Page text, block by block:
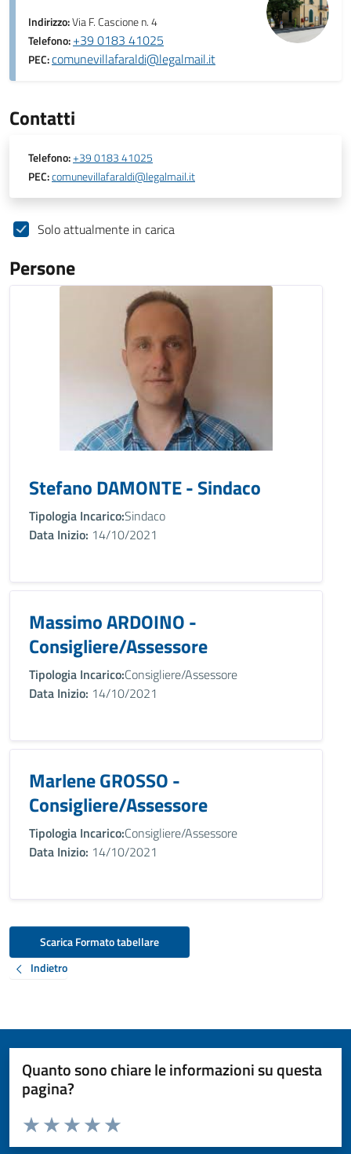
Indirizzo:Via F. Cascione n. 4
Telefono:+39 0183 41025
PEC:comunevillafaraldi@legalmail.it
Contatti
Telefono:+39 0183 41025
PEC:comunevillafaraldi@legalmail.it
Solo attualmente in carica
Persone
Stefano DAMONTE - Sindaco
Tipologia Incarico:Sindaco
Data Inizio: 14/10/2021
Massimo ARDOINO -
Consigliere/Assessore
Tipologia Incarico:Consigliere/Assessore
Data Inizio: 14/10/2021
Marlene GROSSO -
Consigliere/Assessore
Tipologia Incarico:Consigliere/Assessore
Data Inizio: 14/10/2021
Scarica Formato tabellare
Indietro
Quanto sono chiare le informazioni su questa
pagina?
Valuta da 1 a 5 stelle la pagina
Valuta 5 stelle su 5
Valuta 4 stelle su 5
Valuta 3 stelle su 5
Valuta 2 stelle su 5
Valuta 1 stelle su 5